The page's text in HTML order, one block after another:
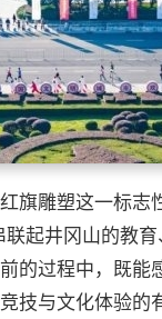
旗雕塑这一标志
起井冈山的教
的过程中，既
技与文化体验的